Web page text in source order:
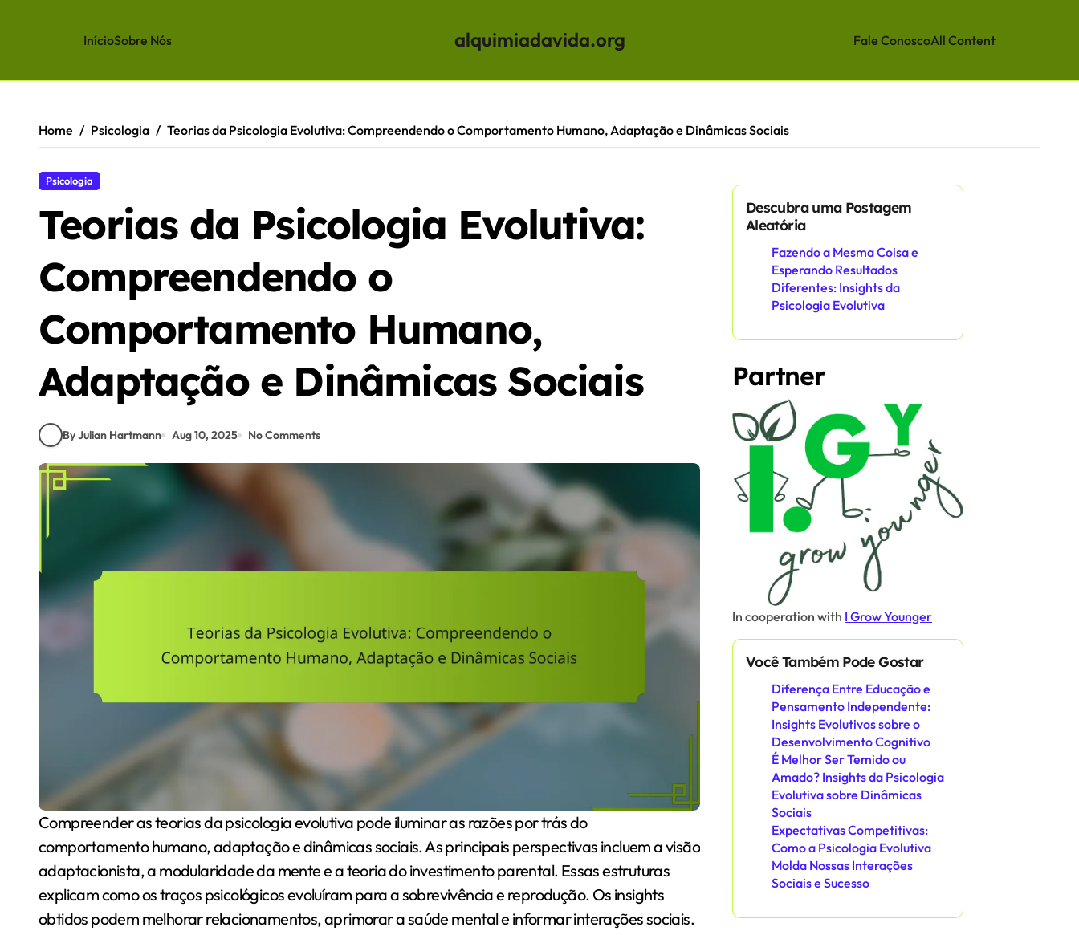
InícioSobre Nós alquimiadavida.org Fale ConoscoAll Content
contentHome Psicologia Teorias da Psicologia Evolutiva: Compreendendo o Comportamento Humano, Adaptação e Dinâmicas Sociais
Psicologia
Teorias da Psicologia Evolutiva:
Compreendendo o
Comportamento Humano,
Adaptação e Dinâmicas Sociais
By Julian Hartmann Aug 10, 2025 No Comments
Compreender as teorias da psicologia evolutiva pode iluminar as razões por trás do
comportamento humano, adaptação e dinâmicas sociais. As principais perspectivas incluem a visão
adaptacionista, a modularidade da mente e a teoria do investimento parental. Essas estruturas
explicam como os traços psicológicos evoluíram para a sobrevivência e reprodução. Os insights
obtidos podem melhorar relacionamentos, aprimorar a saúde mental e informar interações sociais.
Descubra uma Postagem
Aleatória
Fazendo a Mesma Coisa e
Esperando Resultados
Diferentes: Insights da
Psicologia Evolutiva
Partner
In cooperation with I Grow Younger
Você Também Pode Gostar
Diferença Entre Educação e
Pensamento Independente:
Insights Evolutivos sobre o
Desenvolvimento Cognitivo
É Melhor Ser Temido ou
Amado? Insights da Psicologia
Evolutiva sobre Dinâmicas
Sociais
Expectativas Competitivas:
Como a Psicologia Evolutiva
Molda Nossas Interações
Sociais e Sucesso